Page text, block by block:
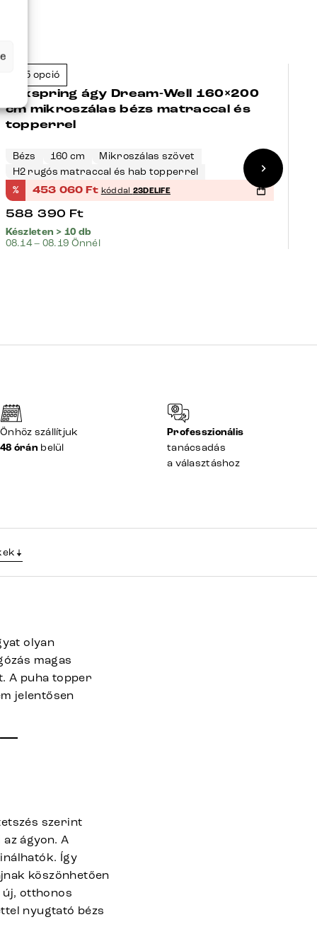
+45 opció
Boxspring ágy Dream-Well 160×200
cm mikroszálas bézs matraccal és
topperrel
Bézs 160 cm
Mikroszálas szövet
H2 rugós matraccal és hab topperrel
% 453 060 Ft kóddal 23DELIFE
588 390 Ft
Készleten > 10 db
08.14 – 08.19 Önnél
Önhöz szállítjuk
48 órán belül
Professzionális
tanácsadás
a választáshoz
olyan
magas
A puha topper
jelentősen
szerint
ágyon. A
Így
köszönhetően
új, otthonos
nyugtató bézs